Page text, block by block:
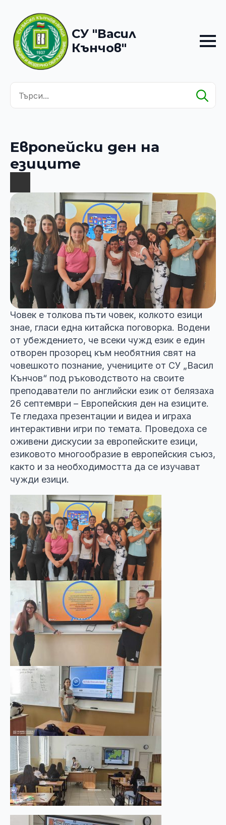
СУ "Васил
Кънчов"
Европейски ден на
езиците
Човек е толкова пъти човек, колкото езици
знае, гласи една китайска поговорка. Водени
от убеждението, че всеки чужд език е един
отворен прозорец към необятния свят на
човешкото познание, учениците от СУ „Васил
Кънчов“ под ръководството на своите
преподаватели по английски език от белязаха
26 септември – Европейския ден на езиците.
Те гледаха презентации и видеа и играха
интерактивни игри по темата. Проведоха се
оживени дискусии за европейските езици,
езиковото многообразие в европейския съюз,
както и за необходимостта да се изучават
чужди езици.